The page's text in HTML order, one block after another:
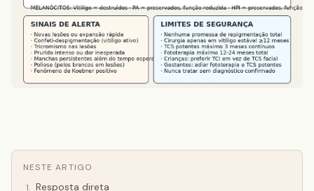
NESTE ARTIGO
1. Resposta direta